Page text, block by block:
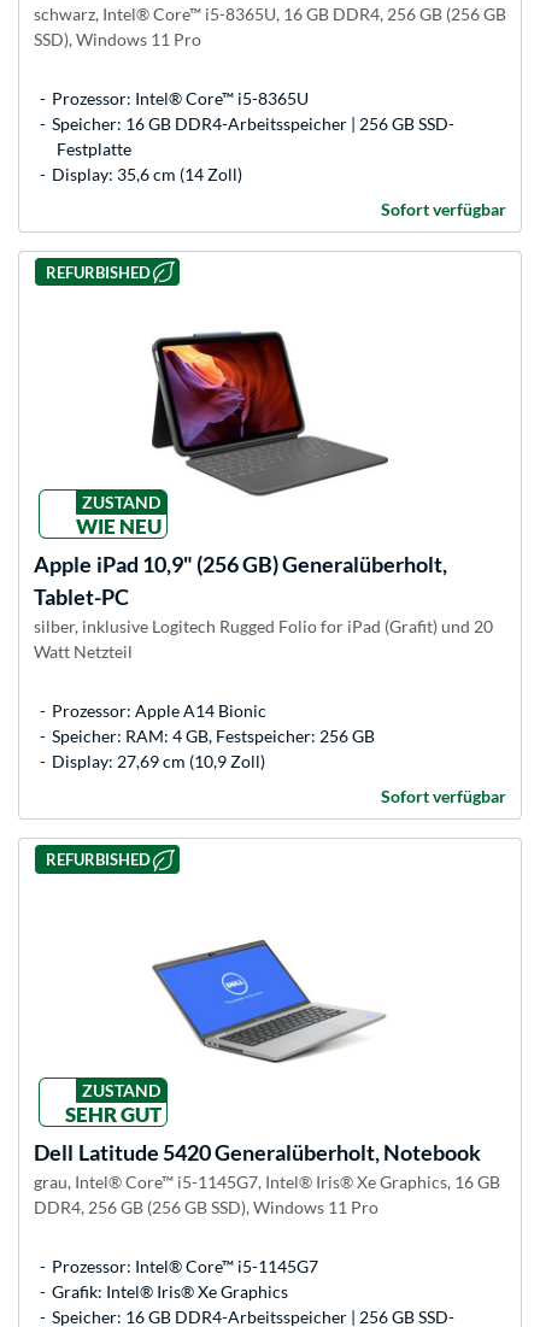
schwarz, Intel® Core™ i5-8365U, 16 GB DDR4, 256 GB (256 GB
SSD), Windows 11 Pro
Prozessor: Intel® Core™ i5-8365U
Speicher: 16 GB DDR4-Arbeitsspeicher | 256 GB SSD-
Festplatte
Display: 35,6 cm (14 Zoll)
Sofort verfügbar
REFURBISHED
ZUSTAND
WIE NEU
Apple iPad 10,9" (256 GB) Generalüberholt,
Tablet-PC
silber, inklusive Logitech Rugged Folio for iPad (Grafit) und 20
Watt Netzteil
Prozessor: Apple A14 Bionic
Speicher: RAM: 4 GB, Festspeicher: 256 GB
Display: 27,69 cm (10,9 Zoll)
Sofort verfügbar
REFURBISHED
ZUSTAND
SEHR GUT
Dell Latitude 5420 Generalüberholt, Notebook
grau, Intel® Core™ i5-1145G7, Intel® Iris® Xe Graphics, 16 GB
DDR4, 256 GB (256 GB SSD), Windows 11 Pro
Prozessor: Intel® Core™ i5-1145G7
Grafik: Intel® Iris® Xe Graphics
Speicher: 16 GB DDR4-Arbeitsspeicher | 256 GB SSD-